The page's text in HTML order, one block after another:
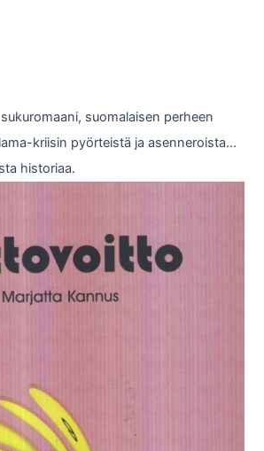
suomalaisen perheen
kriisin pyörteistä ja asenneroista…
historiaa.